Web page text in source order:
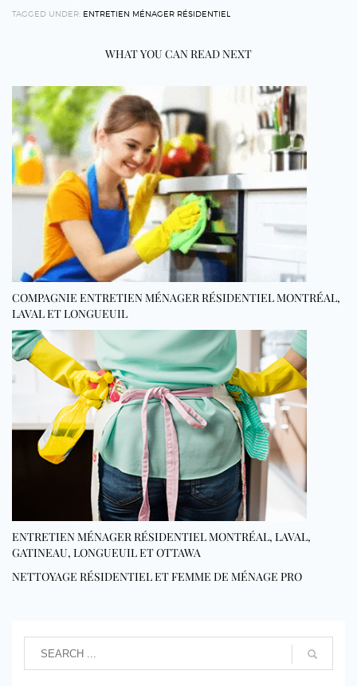
TAGGED UNDER: ENTRETIEN MÉNAGER RÉSIDENTIEL
WHAT YOU CAN READ NEXT
COMPAGNIE ENTRETIEN MÉNAGER RÉSIDENTIEL MONTRÉAL,
LAVAL ET LONGUEUIL
ENTRETIEN MÉNAGER RÉSIDENTIEL MONTRÉAL, LAVAL,
GATINEAU, LONGUEUIL ET OTTAWA
NETTOYAGE RÉSIDENTIEL ET FEMME DE MÉNAGE PRO